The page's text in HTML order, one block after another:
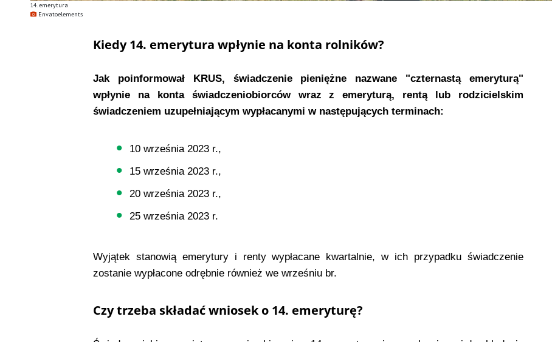
14. emerytura
Envatoelements
Kiedy 14. emerytura wpłynie na konta rolników?
Jak poinformował KRUS, świadczenie pieniężne nazwane "czternastą emeryturą"
wpłynie na konta świadczeniobiorców wraz z emeryturą, rentą lub rodzicielskim
świadczeniem uzupełniającym wypłacanymi w następujących terminach:
10 września 2023 r.,
15 września 2023 r.,
20 września 2023 r.,
25 września 2023 r.
Wyjątek stanowią emerytury i renty wypłacane kwartalnie, w ich przypadku świadczenie
zostanie wypłacone odrębnie również we wrześniu br.
Czy trzeba składać wniosek o 14. emeryturę?